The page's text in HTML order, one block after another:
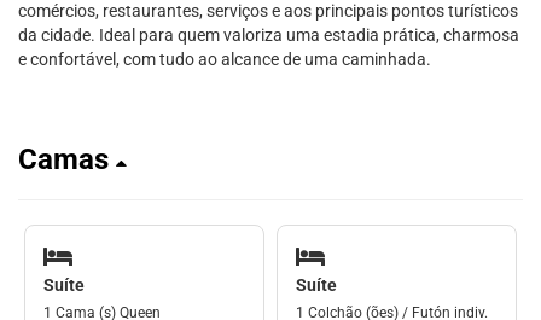
comércios, restaurantes, serviços e aos principais pontos turísticos
da cidade. Ideal para quem valoriza uma estadia prática, charmosa
e confortável, com tudo ao alcance de uma caminhada.
Camas
Suíte
1 Cama (s) Queen
Suíte
1 Colchão (ões) / Futón indiv.